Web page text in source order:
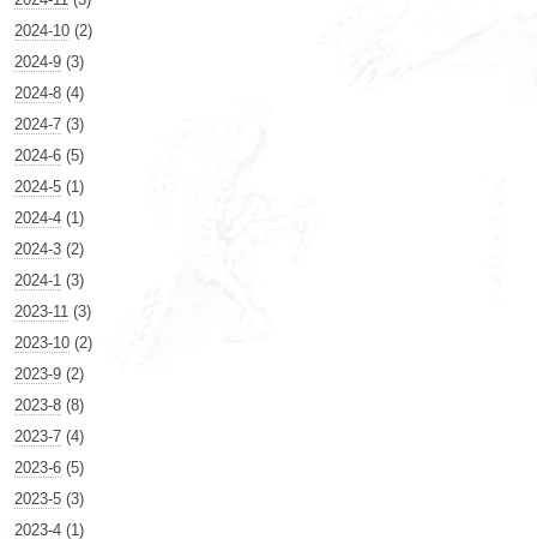
2024-10 (2)
2024-9 (3)
2024-8 (4)
2024-7 (3)
2024-6 (5)
2024-5 (1)
2024-4 (1)
2024-3 (2)
2024-1 (3)
2023-11 (3)
2023-10 (2)
2023-9 (2)
2023-8 (8)
2023-7 (4)
2023-6 (5)
2023-5 (3)
2023-4 (1)